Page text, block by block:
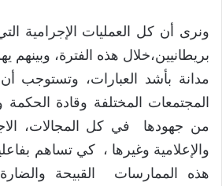
ونرى أن كل العمليات الإجرامية
بريطانيين،خلال هذه الفترة،
مدانة بأشد العبارات، وتستوجب
المجتمعات المختلفة وقادة
من جهودها في كل المجالات،
والإعلامية وغيرها ، كي تساهم
هذه الممارسات القبيحة والضارة